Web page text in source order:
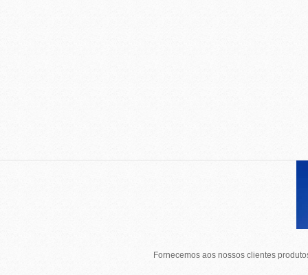
Fornecemos aos nossos clientes